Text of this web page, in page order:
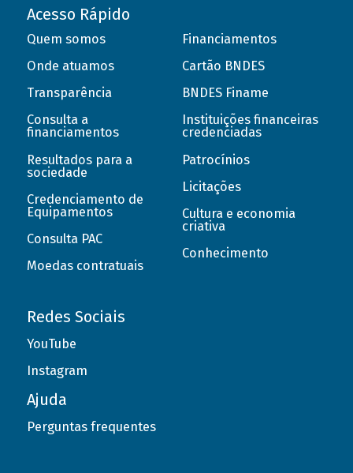
Acesso Rápido
Quem somos
Onde atuamos
Transparência
Consulta a
financiamentos
Resultados para a
sociedade
Credenciamento de
Equipamentos
Consulta PAC
Moedas contratuais
Financiamentos
Cartão BNDES
BNDES Finame
Instituições financeiras
credenciadas
Patrocínios
Licitações
Cultura e economia
criativa
Conhecimento
Redes Sociais
YouTube
Instagram
Ajuda
Perguntas frequentes